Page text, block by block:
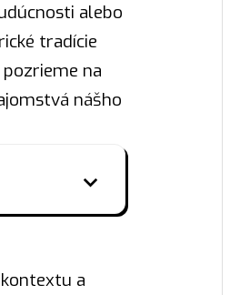
alebo
tradície
na
nášho
a